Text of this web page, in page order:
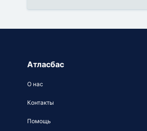
Атласбас
О нас
Контакты
Помощь